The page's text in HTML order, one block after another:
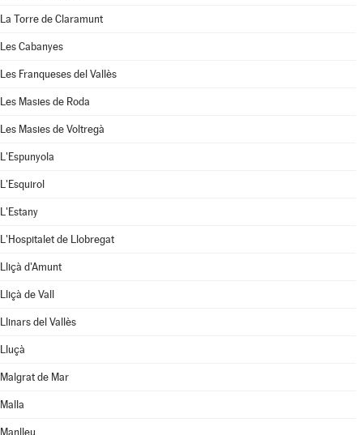
La Torre de Claramunt
Les Cabanyes
Les Franqueses del Vallès
Les Masies de Roda
Les Masies de Voltregà
L'Espunyola
L'Esquirol
L'Estany
L'Hospitalet de Llobregat
Lliçà d'Amunt
Lliçà de Vall
Llinars del Vallès
Lluçà
Malgrat de Mar
Malla
Manlleu